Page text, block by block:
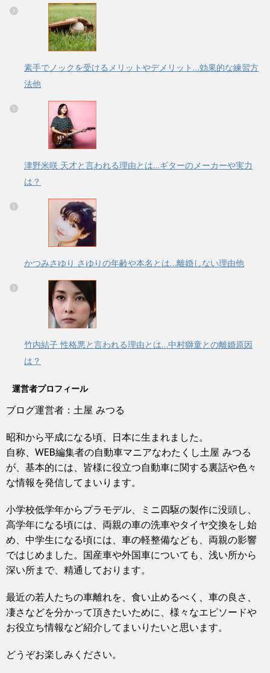
素手でノックを受けるメリットやデメリット…効果的な練習方
法他
津野米咲 天才と言われる理由とは…ギターのメーカーや実力
は？
かつみさゆり さゆりの年齢や本名とは…離婚しない理由他
竹内結子 性格悪と言われる理由とは…中村獅童との離婚原因
は？
運営者プロフィール
ブログ運営者：土屋 みつる
昭和から平成になる頃、日本に生まれました。
自称、WEB編集者の自動車マニアなわたくし土屋 みつる
が、基本的には、皆様に役立つ自動車に関する裏話や色々
な情報を発信してまいります。
小学校低学年からプラモデル、ミニ四駆の製作に没頭し、
高学年になる頃には、両親の車の洗車やタイヤ交換をし始
め、中学生になる頃には、車の軽整備なども、両親の影響
ではじめました。国産車や外国車についても、浅い所から
深い所まで、精通しております。
最近の若人たちの車離れを、食い止めるべく、車の良さ、
凄さなどを分かって頂きたいために、様々なエピソードや
お役立ち情報など紹介してまいりたいと思います。
どうぞお楽しみください。